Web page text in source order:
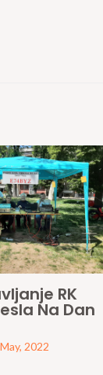
RK
Na Dan
2022